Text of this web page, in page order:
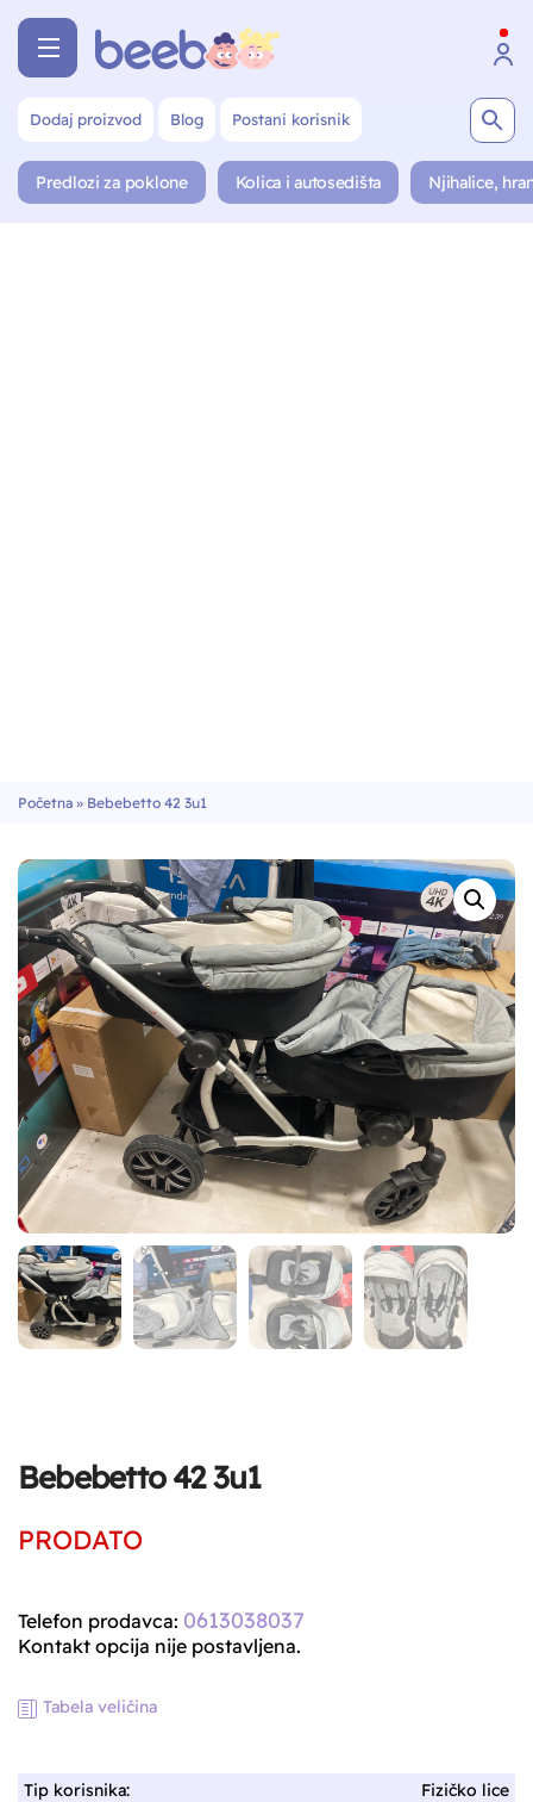
Dodaj proizvod Blog Postani korisnik
Predlozi za poklone Kolica i autosedišta Njihalice,
Početna » Bebebetto 42 3u1
Bebebetto 42 3u1
PRODATO
Telefon prodavca: 0613038037
Kontakt opcija nije postavljena.
Tabela veličina
Tip korisnika: Fizičko lice